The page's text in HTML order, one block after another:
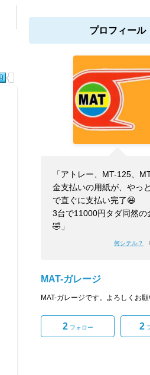
プロフィール
「アトレー、MT-125、
金支払いの用紙が、やっ
で直ぐに支払い完了😆
3台で11000円タダ同然の
🤣」
何シテル？
MAT-ガレージ
MAT-ガレージです。よろしくお願
2フォロー 2